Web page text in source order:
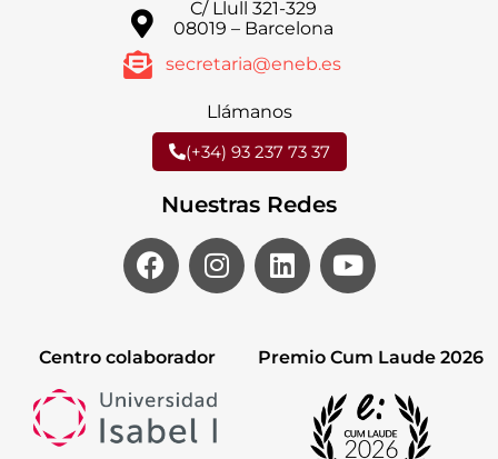
C/ Llull 321-329
08019 – Barcelona
secretaria@eneb.es
Llámanos
(+34) 93 237 73 37
Nuestras Redes
Centro colaborador Premio Cum Laude 2026